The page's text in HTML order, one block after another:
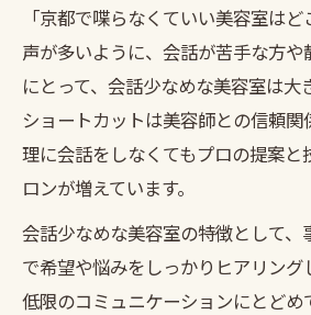
「京都で喋らなくていい美容室は
声が多いように、会話が苦手な方
にとって、会話少なめな美容室は大
ショートカットは美容師との信頼
理に会話をしなくてもプロの提案と
ロンが増えています。
会話少なめな美容室の特徴として、
で希望や悩みをしっかりヒアリン
低限のコミュニケーションにとどめ